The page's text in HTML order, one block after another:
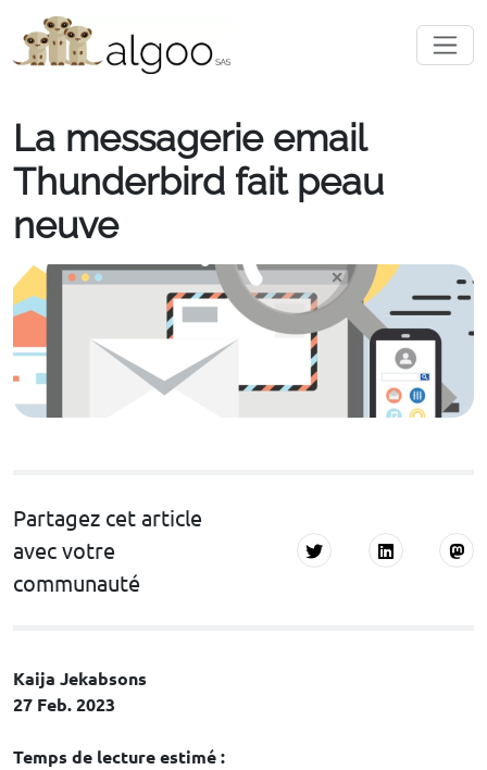
La messagerie email
Thunderbird fait peau
neuve
Partagez cet article
avec votre
communauté
Kaija Jekabsons
27 Feb. 2023
Temps de lecture estimé :